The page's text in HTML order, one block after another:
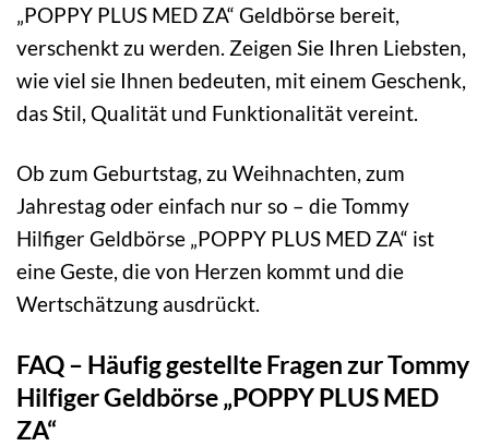
„POPPY PLUS MED ZA“ Geldbörse bereit,
verschenkt zu werden. Zeigen Sie Ihren Liebsten,
wie viel sie Ihnen bedeuten, mit einem Geschenk,
das Stil, Qualität und Funktionalität vereint.
Ob zum Geburtstag, zu Weihnachten, zum
Jahrestag oder einfach nur so – die Tommy
Hilfiger Geldbörse „POPPY PLUS MED ZA“ ist
eine Geste, die von Herzen kommt und die
Wertschätzung ausdrückt.
FAQ – Häufig gestellte Fragen zur Tommy
Hilfiger Geldbörse „POPPY PLUS MED
ZA“